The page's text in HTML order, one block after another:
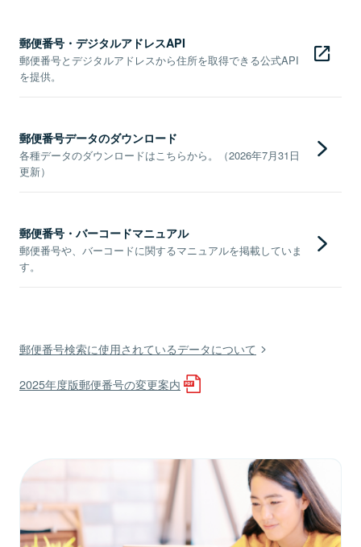
郵便番号・デジタルアドレスAPI
郵便番号とデジタルアドレスから住所を取得できる公式API
を提供。
郵便番号データのダウンロード
各種データのダウンロードはこちらから。（2026年7月31日
更新）
郵便番号・バーコードマニュアル
郵便番号や、バーコードに関するマニュアルを掲載していま
す。
郵便番号検索に使用されているデータについて
2025年度版郵便番号の変更案内